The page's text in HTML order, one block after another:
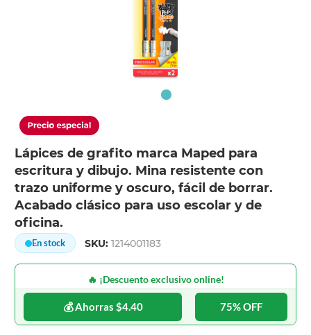
Lápices de grafito marca Maped para
escritura y dibujo. Mina resistente con
trazo uniforme y oscuro, fácil de borrar.
Acabado clásico para uso escolar y de
oficina.
En stock SKU:1214001183
🔥 ¡Descuento exclusivo online!
💰 Ahorras $4.40 75% OFF